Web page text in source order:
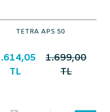
TETRA APS 50
TL
1.699,00
TL